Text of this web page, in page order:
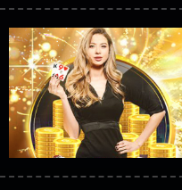
錢怎麼辦 本文教你如
KnTop是詐騙嗎 【
的錢一招拿回
【免費討回資金賴
機台運算專案是不是
被機台運算專案詐騙
回被騙資金
【其他問題】 Hoyabit
討回資金賴zg369】
騙 Hoyabit是真的嗎 被
本文教你如何拿回被
【其他問題】KS.M多
中【免費討回資金賴
騙嗎 KS.M多元化行銷
真的嗎 被KS.M多元化
你如何拿回被騙資金
【其他問題】免費追
家 Family & Love如何詐
騙 野原家 Family & Love
詐騙嗎 165多次通報野
請遠離
【其他問題】元盈橋
討回資金賴zg369】
詐騙 元盈橋是真的嗎
本文教你如何拿回被
【其他問題】被騙追回
型詐騙手法欺詐群眾
是詐騙 M.L.Edge是詐騙
【其他問題】
費討回資金賴zg369】
【其他問題】FLTO詐
【Wei】讚
【沈樂慧】又是九州
【林伊依】爛死了拉
【陳靜茹】推薦小畢
【黃家羭】推推
【AVA娛樂城】還會
好厲
【陳順堪】黑網不出
【黃伊珊】不推薦爛